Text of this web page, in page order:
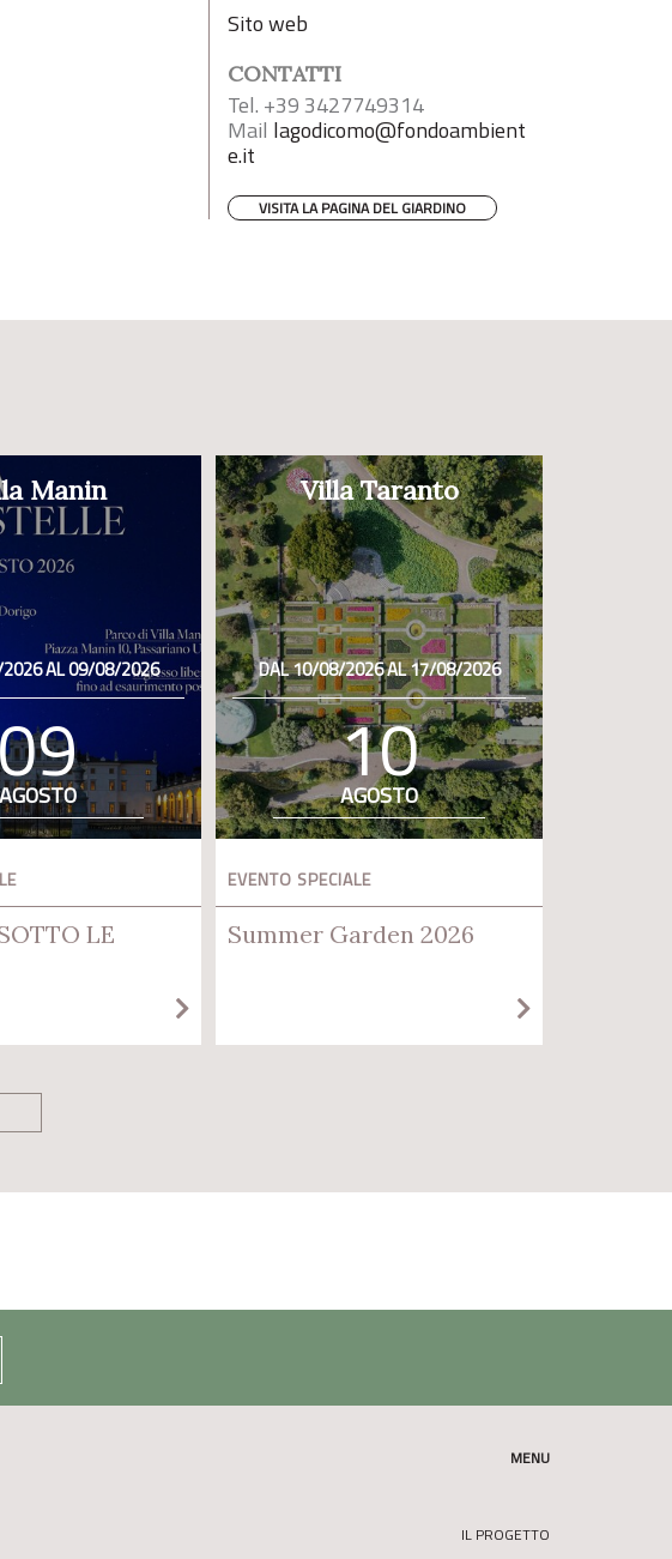
Sito web
CONTATTI
Tel. +39 3427749314
Mail lagodicomo@fondoambient
e.it
VISITA LA PAGINA DEL GIARDINO
Manin
AL 09/08/2026
AGOSTO
LE
Villa Taranto
DAL 10/08/2026 AL 17/08/2026
10
AGOSTO
EVENTO SPECIALE
Summer Garden 2026
MENU
IL PROGETTO